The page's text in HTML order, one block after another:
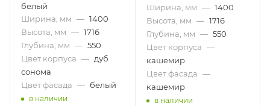
белый
Ширина, мм — 1400
Высота, мм — 1716
Глубина, мм — 550
Цвет корпуса — дуб
сонома
Цвет фасада — белый
в наличии
Ширина, мм — 1400
Высота, мм — 1716
Глубина, мм — 550
Цвет корпуса —
кашемир
Цвет фасада —
кашемир
в наличии